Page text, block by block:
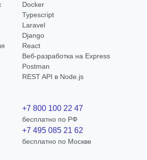
Docker
Typescript
Laravel
Django
React
Веб-разработка на Express
Postman
REST API в Node.js
+7 800 100 22 47
бесплатно по РФ
+7 495 085 21 62
бесплатно по Москве